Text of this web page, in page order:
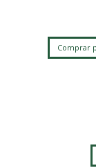
Comprar